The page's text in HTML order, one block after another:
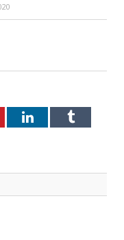
LinkedInTumblr